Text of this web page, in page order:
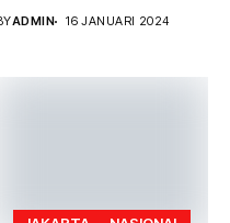
ADMIN 16 JANUARI 2024